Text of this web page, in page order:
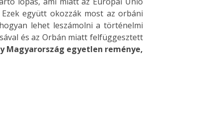
együtt okozzák most az orbáni
lehet leszámolni a történelmi
és az Orbán miatt felfüggesztett
Magyarország egyetlen reménye,